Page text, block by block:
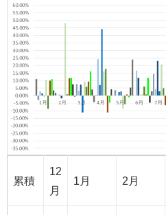
累積
12
月
1月 2月